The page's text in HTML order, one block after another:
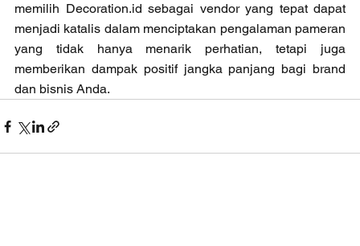
memilih Decoration.id sebagai vendor yang tepat dapat
menjadi katalis dalam menciptakan pengalaman pameran
yang tidak hanya menarik perhatian, tetapi juga
memberikan dampak positif jangka panjang bagi brand
dan bisnis Anda.